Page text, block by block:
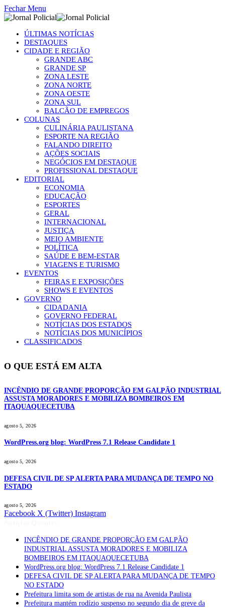
Fechar Menu
ÚLTIMAS NOTÍCIAS
DESTAQUES
CIDADE E REGIÃO
GRANDE ABC
GRANDE SP
ZONA LESTE
ZONA NORTE
ZONA OESTE
ZONA SUL
BALCÃO DE EMPREGOS
COLUNAS
CULINÁRIA PAULISTANA
ESPORTE NA REGIÃO
FALANDO DIREITO
AÇÕES SOCIAIS
NEGÓCIOS EM DESTAQUE
PROFISSIONAL DESTAQUE
EDITORIAL
ECONOMIA
EDUCAÇÃO
ESPORTES
GERAL
INTERNACIONAL
JUSTIÇA
MEIO AMBIENTE
POLÍTICA
SAÚDE E BEM-ESTAR
VIAGENS E TURISMO
EVENTOS
FEIRAS E EXPOSIÇÕES
SHOWS E EVENTOS
GOVERNO
CIDADANIA
GOVERNO FEDERAL
NOTÍCIAS DOS ESTADOS
NOTÍCIAS DOS MUNICÍPIOS
CLASSIFICADOS
O QUE ESTÁ EM ALTA
INCÊNDIO DE GRANDE PROPORÇÃO EM GALPÃO INDUSTRIAL
ASSUSTA MORADORES E MOBILIZA BOMBEIROS EM
ITAQUAQUECETUBA
agosto 5, 2026
WordPress.org blog: WordPress 7.1 Release Candidate 1
agosto 5, 2026
DEFESA CIVIL DE SP ALERTA PARA MUDANÇA DE TEMPO NO
ESTADO
agosto 5, 2026
Facebook X (Twitter) Instagram
INCÊNDIO DE GRANDE PROPORÇÃO EM GALPÃO
INDUSTRIAL ASSUSTA MORADORES E MOBILIZA
BOMBEIROS EM ITAQUAQUECETUBA
WordPress.org blog: WordPress 7.1 Release Candidate 1
DEFESA CIVIL DE SP ALERTA PARA MUDANÇA DE TEMPO
NO ESTADO
Prefeitura limita som de artistas de rua na Avenida Paulista
Prefeitura mantém rodízio suspenso no segundo dia de greve da